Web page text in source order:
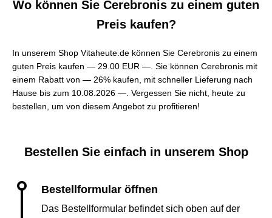
Wo können Sie Cerebronis zu einem guten
Preis kaufen?
In unserem Shop Vitaheute.de können Sie Cerebronis zu einem
guten Preis kaufen — 29.00 EUR — . Sie können Cerebronis mit
einem Rabatt von — 26% kaufen, mit schneller Lieferung nach
Hause bis zum 10.08.2026 —. Vergessen Sie nicht, heute zu
bestellen, um von diesem Angebot zu profitieren!
Bestellen Sie einfach in unserem Shop
Das Bestellformular befindet sich oben auf der